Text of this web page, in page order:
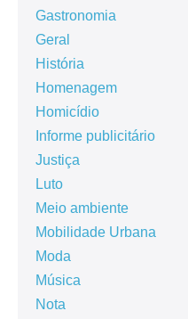
Gastronomia
Geral
História
Homenagem
Homicídio
Informe publicitário
Justiça
Luto
Meio ambiente
Mobilidade Urbana
Moda
Música
Nota